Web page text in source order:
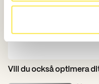
– Carl Johan
Visita
Vill du också optimera